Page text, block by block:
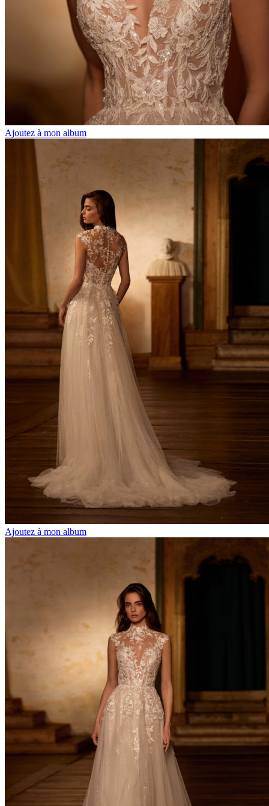
Ajoutez à mon album
Ajoutez à mon album